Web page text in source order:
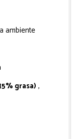
ambiente
grasa),